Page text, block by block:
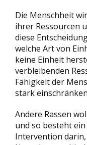
Die Menschheit
ihrer Ressourcen
diese
welche Art von
keine Einheit
verbleibenden
Fähigkeit der
stark
Andere Rassen
und so besteht
Intervention